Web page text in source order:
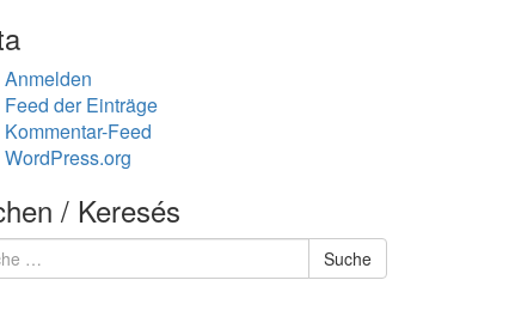
Anmelden
Feed der Einträge
Kommentar-Feed
WordPress.org
/ Keresés
Suche